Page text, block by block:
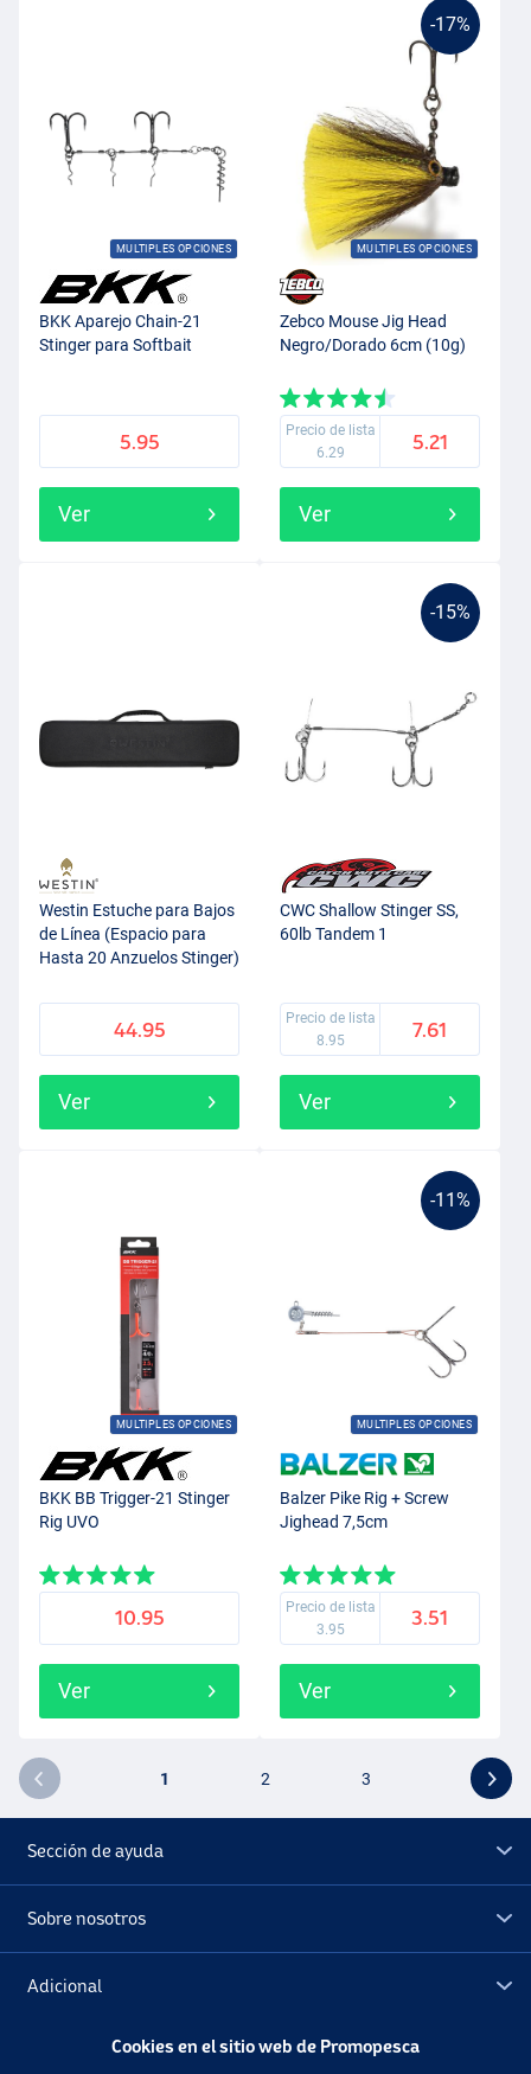
MULTIPLES OPCIONES
BKK Aparejo Chain-21
Stinger para Softbait
5.95
Ver
-17%
MULTIPLES OPCIONES
Zebco Mouse Jig Head
Negro/Dorado 6cm (10g)
Precio de lista
6.29
5.21
Ver
Westin Estuche para Bajos
de Línea (Espacio para
Hasta 20 Anzuelos Stinger)
44.95
Ver
-15%
CWC Shallow Stinger SS,
60lb Tandem 1
Precio de lista
8.95
7.61
Ver
MULTIPLES OPCIONES
BKK BB Trigger-21 Stinger
Rig UVO
10.95
Ver
-11%
MULTIPLES OPCIONES
Balzer Pike Rig + Screw
Jighead 7,5cm
Precio de lista
3.95
3.51
Ver
1 2 3
Sección de ayuda
Sobre nosotros
Adicional
Cookies en el sitio web de Promopesca